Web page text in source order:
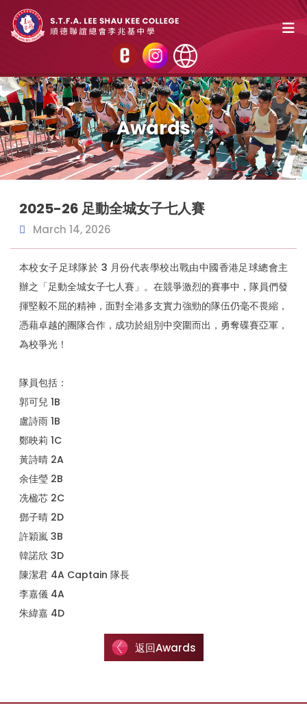
Awards
2025-26 足動全城女子七人賽
March 14, 2026
本校女子足球隊於 3 月份代表學校出戰由中國香港足球總會主
辦之「足動全城女子七人賽」。在競爭激烈的賽事中，隊員們發
揮堅毅不屈的精神，面對全港多支實力強勁的隊伍仍毫不畏縮，
憑藉卓越的團隊合作，成功於組別中突圍而出，勇奪碟賽亞軍，
為校爭光！
隊員包括：
郭可兒 1B
盧詩雨 1B
鄭映莉 1C
黃詩晴 2A
余佳瑩 2B
冼楹芯 2C
鄧子晴 2D
許穎嵐 3B
韓諾欣 3D
陳潔君 4A Captain 隊長
李嘉儀 4A
朱緯嘉 4D
返回Awards